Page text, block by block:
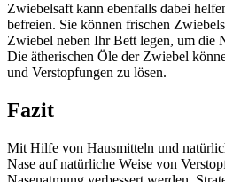
Zwiebelsaft kann ebenfalls dabei
befreien. Sie können frischen
Zwiebel neben Ihr Bett legen, um die
Die ätherischen Öle der Zwiebel
und Verstopfungen zu lösen.
Fazit
Mit Hilfe von Hausmitteln und
Nase auf natürliche Weise von